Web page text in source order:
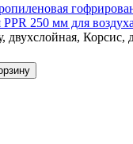
250 мм для воздуха
двухслойная, Корсис,